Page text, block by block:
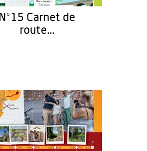
N°15 Carnet de
route...